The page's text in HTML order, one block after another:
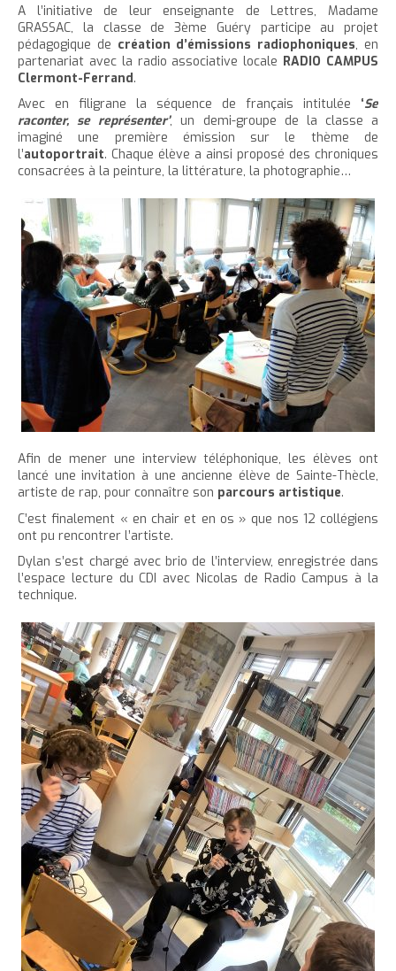
h
è
c
l
e
a
c
c
u
i
l
t
e
r
l
a
t
a
i
e
t
e
e
r
l
a
t
a
i
l
l
e
d
u
t
e
e
r
c
e
t
t
e
p
g
e
r
c
e
c
o
n
t
e
n
u
A l’initiative de leur enseignante de Lettres, Madame
GRASSAC, la classe de 3ème Guéry participe au projet
pédagogique de création d’émissions radiophoniques, en
partenariat avec la radio associative locale RADIO CAMPUS
Clermont-Ferrand.
Avec en filigrane la séquence de français intitulée ‘Se
raconter, se représenter’, un demi-groupe de la classe a
imaginé une première émission sur le thème de
l’autoportrait. Chaque élève a ainsi proposé des chroniques
consacrées à la peinture, la littérature, la photographie…
Afin de mener une interview téléphonique, les élèves ont
lancé une invitation à une ancienne élève de Sainte-Thècle,
artiste de rap, pour connaître son parcours artistique.
C’est finalement « en chair et en os » que nos 12 collégiens
ont pu rencontrer l’artiste.
Dylan s’est chargé avec brio de l’interview, enregistrée dans
l’espace lecture du CDI avec Nicolas de Radio Campus à la
technique.